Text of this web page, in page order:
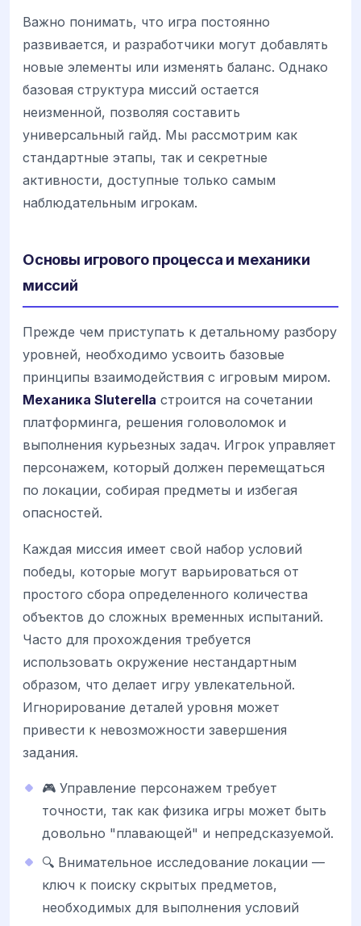
Важно понимать, что игра постоянно
развивается, и разработчики могут добавлять
новые элементы или изменять баланс. Однако
базовая структура миссий остается
неизменной, позволяя составить
универсальный гайд. Мы рассмотрим как
стандартные этапы, так и секретные
активности, доступные только самым
наблюдательным игрокам.
Основы игрового процесса и механики
миссий
Прежде чем приступать к детальному разбору
уровней, необходимо усвоить базовые
принципы взаимодействия с игровым миром.
Механика Sluterella строится на сочетании
платформинга, решения головоломок и
выполнения курьезных задач. Игрок управляет
персонажем, который должен перемещаться
по локации, собирая предметы и избегая
опасностей.
Каждая миссия имеет свой набор условий
победы, которые могут варьироваться от
простого сбора определенного количества
объектов до сложных временных испытаний.
Часто для прохождения требуется
использовать окружение нестандартным
образом, что делает игру увлекательной.
Игнорирование деталей уровня может
привести к невозможности завершения
задания.
🎮 Управление персонажем требует
точности, так как физика игры может быть
довольно "плавающей" и непредсказуемой.
🔍 Внимательное исследование локации —
ключ к поиску скрытых предметов,
необходимых для выполнения условий